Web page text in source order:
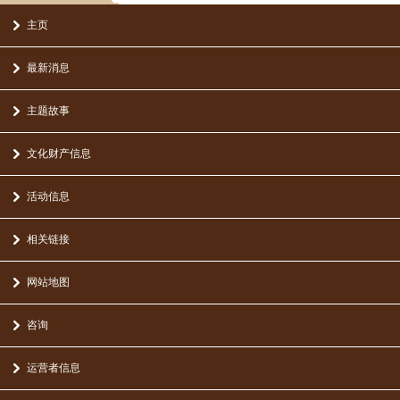
主页
最新消息
主题故事
文化财产信息
活动信息
相关链接
网站地图
咨询
运营者信息